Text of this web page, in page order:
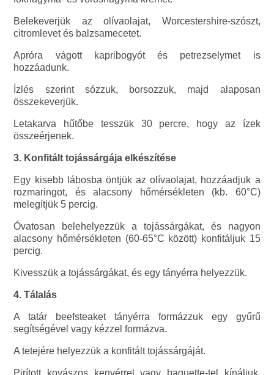
Belekeverjük az olívaolajat, Worcestershire-szószt,
citromlevet és balzsamecetet.
Apróra vágott kapribogyót és petrezselymet is
hozzáadunk.
Ízlés szerint sózzuk, borsozzuk, majd alaposan
összekeverjük.
Letakarva hűtőbe tesszük 30 percre, hogy az ízek
összeérjenek.
3. Konfitált tojássárgája elkészítése
Egy kisebb lábosba öntjük az olívaolajat, hozzáadjuk a
rozmaringot, és alacsony hőmérsékleten (kb. 60°C)
melegítjük 5 percig.
Óvatosan belehelyezzük a tojássárgákat, és nagyon
alacsony hőmérsékleten (60-65°C között) konfitáljuk 15
percig.
Kivesszük a tojássárgákat, és egy tányérra helyezzük.
4. Tálalás
A tatár beefsteaket tányérra formázzuk egy gyűrű
segítségével vagy kézzel formázva.
A tetejére helyezzük a konfitált tojássárgáját.